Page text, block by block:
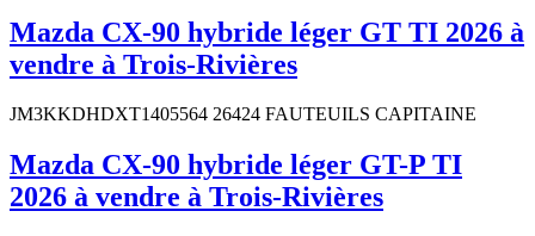
Mazda CX-90 hybride léger GT TI 2026 à
vendre à Trois-Rivières
JM3KKDHDXT1405564 26424 FAUTEUILS CAPITAINE
Mazda CX-90 hybride léger GT-P TI
2026 à vendre à Trois-Rivières